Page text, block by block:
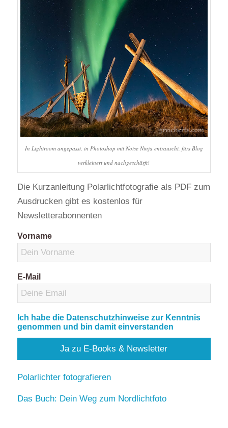
In Lightroom angepasst, in Photoshop mit Noise Ninja entrauscht, fürs Blog
verkleinert und nachgeschärft!
Die Kurzanleitung Polarlichtfotografie als PDF zum
Ausdrucken gibt es kostenlos für
Newsletterabonnenten
Vorname
E-Mail
Ich habe die Datenschutzhinweise zur Kenntnis
genommen und bin damit einverstanden
Polarlichter fotografieren
Das Buch: Dein Weg zum Nordlichtfoto